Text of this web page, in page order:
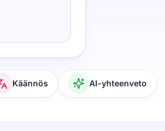
Käännös AI-yhteenveto